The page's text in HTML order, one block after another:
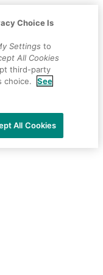
Choice Is
Settings to
All Cookies
third-party
choice.
See
All Cookies